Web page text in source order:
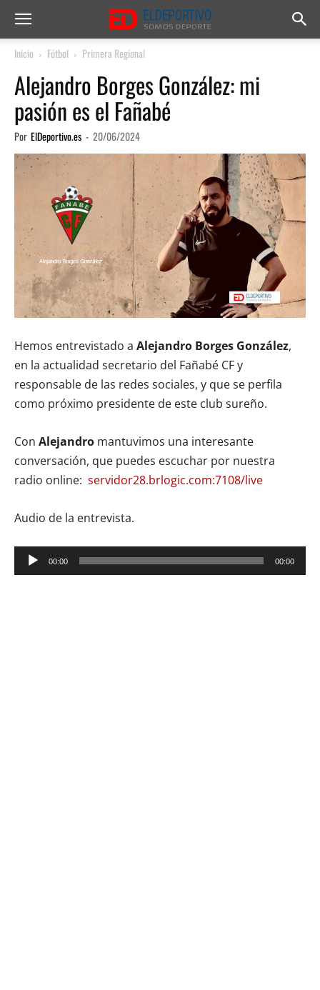
Inicio Fútbol Primera Regional
Alejandro Borges González: mi
pasión es el Fañabé
Por ElDeportivo.es - 20/06/2024
Hemos entrevistado a Alejandro Borges González,
en la actualidad secretario del Fañabé CF y
responsable de las redes sociales, y que se perfila
como próximo presidente de este club sureño.
Con Alejandro mantuvimos una interesante
conversación, que puedes escuchar por nuestra
radio online: servidor28.brlogic.com:7108/live
Audio de la entrevista.
Reproductor
de
00:00 00:00